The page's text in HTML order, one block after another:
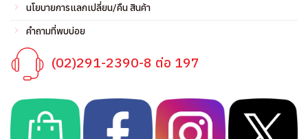
นโยบายการแลกเปลี่ยน/คืน สินค้า
คำถามที่พบบ่อย
(02)291-2390-8 ต่อ 197